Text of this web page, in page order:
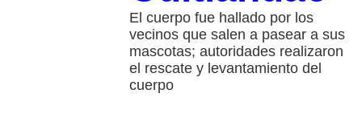
El cuerpo fue hallado por los
vecinos que salen a pasear a sus
mascotas; autoridades realizaron
el rescate y levantamiento del
cuerpo